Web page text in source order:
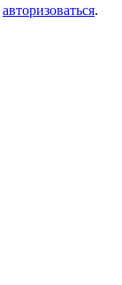
авторизоваться.